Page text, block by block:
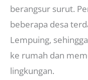
berangsur surut.
beberapa desa
Lempuing,
ke rumah dan
lingkungan.